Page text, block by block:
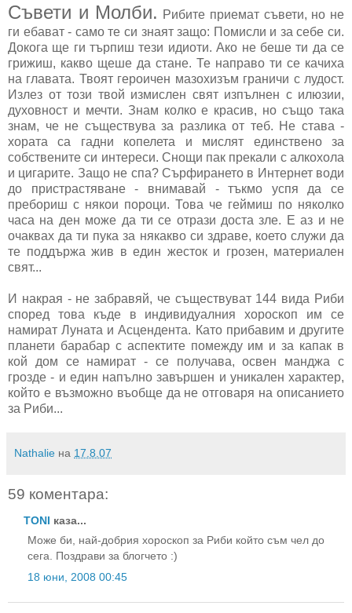
Съвети и Молби. Рибите приемат съвети, но не
ги ебават - само те си знаят защо: Помисли и за себе си.
Докога ще ги търпиш тези идиоти. Ако не беше ти да се
грижиш, какво щеше да стане. Те направо ти се качиха
на главата. Твоят героичен мазохизъм граничи с лудост.
Излез от този твой измислен свят изпълнен с илюзии,
духовност и мечти. Знам колко е красив, но също така
знам, че не съществува за разлика от теб. Не става -
хората са гадни копелета и мислят единствено за
собствените си интереси. Снощи пак прекали с алкохола
и цигарите. Защо не спа? Сърфирането в Интернет води
до пристрастяване - внимавай - тъкмо успя да се
пребориш с някои пороци. Това че геймиш по няколко
часа на ден може да ти се отрази доста зле. Е аз и не
очаквах да ти пука за някакво си здраве, което служи да
те поддържа жив в един жесток и грозен, материален
свят...
И накрая - не забравяй, че съществуват 144 вида Риби
според това къде в индивидуалния хороскоп им се
намират Луната и Асцендента. Като прибавим и другите
планети барабар с аспектите помежду им и за капак в
кой дом се намират - се получава, освен манджа с
грозде - и един напълно завършен и уникален характер,
който е възможно въобще да не отговаря на описанието
за Риби...
Nathalie на 17.8.07
59 коментара:
TONI каза...
Може би, най-добрия хороскоп за Риби който съм чел до
сега. Поздрави за блогчето :)
18 юни, 2008 00:45